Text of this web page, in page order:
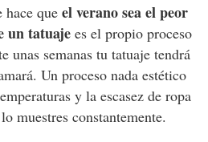
hace que el verano sea el peor
un tatuajees el propio proceso
unas semanas tu tatuaje tendrá
Un proceso nada estético
y la escasez de ropa
muestres constantemente.